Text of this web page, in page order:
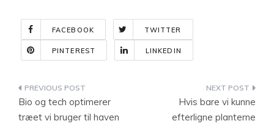
FACEBOOK TWITTER
PINTEREST LINKEDIN
Indlægsnavigation
Bio og tech optimerer
træet vi bruger til haven
Hvis bare vi kunne
efterligne planterne